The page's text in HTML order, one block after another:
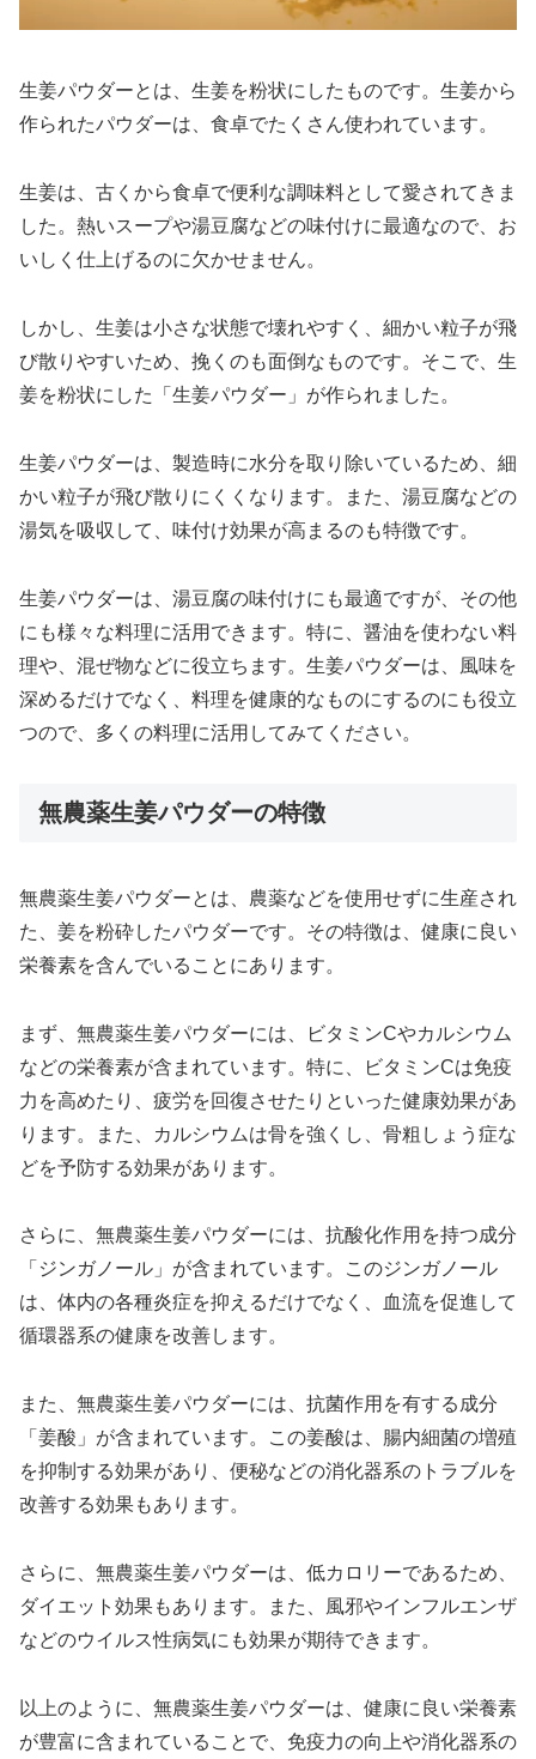
生姜パウダーとは、生姜を粉状にしたものです。生姜から
作られたパウダーは、食卓でたくさん使われています。
生姜は、古くから食卓で便利な調味料として愛されてきま
した。熱いスープや湯豆腐などの味付けに最適なので、お
いしく仕上げるのに欠かせません。
しかし、生姜は小さな状態で壊れやすく、細かい粒子が飛
び散りやすいため、挽くのも面倒なものです。そこで、生
姜を粉状にした「生姜パウダー」が作られました。
生姜パウダーは、製造時に水分を取り除いているため、細
かい粒子が飛び散りにくくなります。また、湯豆腐などの
湯気を吸収して、味付け効果が高まるのも特徴です。
生姜パウダーは、湯豆腐の味付けにも最適ですが、その他
にも様々な料理に活用できます。特に、醤油を使わない料
理や、混ぜ物などに役立ちます。生姜パウダーは、風味を
深めるだけでなく、料理を健康的なものにするのにも役立
つので、多くの料理に活用してみてください。
無農薬生姜パウダーの特徴
無農薬生姜パウダーとは、農薬などを使用せずに生産され
た、姜を粉砕したパウダーです。その特徴は、健康に良い
栄養素を含んでいることにあります。
まず、無農薬生姜パウダーには、ビタミンCやカルシウム
などの栄養素が含まれています。特に、ビタミンCは免疫
力を高めたり、疲労を回復させたりといった健康効果があ
ります。また、カルシウムは骨を強くし、骨粗しょう症な
どを予防する効果があります。
さらに、無農薬生姜パウダーには、抗酸化作用を持つ成分
「ジンガノール」が含まれています。このジンガノール
は、体内の各種炎症を抑えるだけでなく、血流を促進して
循環器系の健康を改善します。
また、無農薬生姜パウダーには、抗菌作用を有する成分
「姜酸」が含まれています。この姜酸は、腸内細菌の増殖
を抑制する効果があり、便秘などの消化器系のトラブルを
改善する効果もあります。
さらに、無農薬生姜パウダーは、低カロリーであるため、
ダイエット効果もあります。また、風邪やインフルエンザ
などのウイルス性病気にも効果が期待できます。
以上のように、無農薬生姜パウダーは、健康に良い栄養素
が豊富に含まれていることで、免疫力の向上や消化器系の